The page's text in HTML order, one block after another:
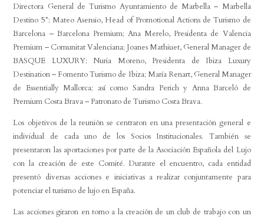
Directora General de Turismo Ayuntamiento de Marbella – Marbella
Destino 5*; Mateo Asensio, Head of Promotional Actions de Turismo de
Barcelona – Barcelona Premium; Ana Merelo, Presidenta de Valencia
Premium – Comunitat Valenciana; Joanes Mathiuet, General Manager de
BASQUE LUXURY; Nuria Moreno, Presidenta de Ibiza Luxury
Destination – Fomento Turismo de Ibiza; María Renart, General Manager
de Essentially Mallorca; así como Sandra Perich y Anna Barceló de
Premium Costa Brava – Patronato de Turismo Costa Brava.
Los objetivos de la reunión se centraron en una presentación general e
individual de cada uno de los Socios Institucionales. También se
presentaron las aportaciones por parte de la Asociación Española del Lujo
con la creación de este Comité. Durante el encuentro, cada entidad
presentó diversas acciones e iniciativas a realizar conjuntamente para
potenciar el turismo de lujo en España.
Las acciones giraron en torno a la creación de un club de trabajo con un